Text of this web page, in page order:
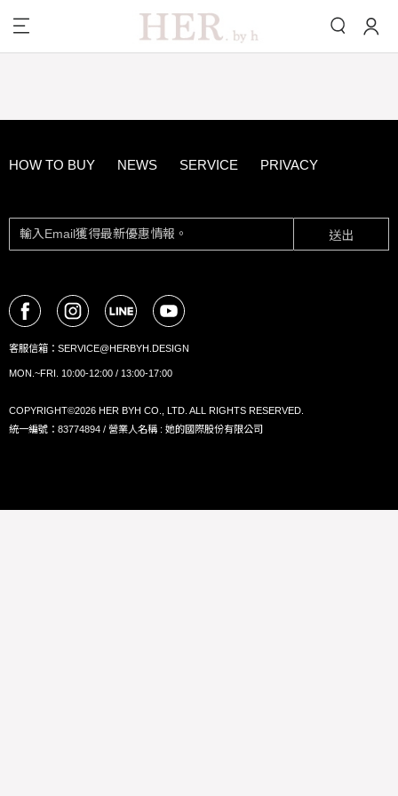
HOW TO BUY NEWS SERVICE PRIVACY
送出
客服信箱： SERVICE@HERBYH.DESIGN
MON.~FRI. 10:00-12:00 / 13:00-17:00
COPYRIGHT©2026 HER BYH CO., LTD. ALL RIGHTS RESERVED.
統一編號：83774894 / 營業人名稱 : 她的國際股份有限公司